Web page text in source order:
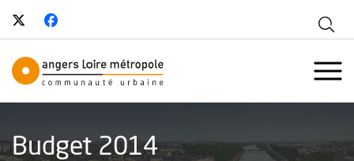
Suivez-nous sur Twitter
, Ouvre une nouvelle fenêtre
Angers Loire Métropole -
Budget 2014